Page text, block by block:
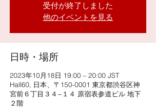
受付が終了しました
他のイベントを見る
日時・場所
2023年10月18日 19:00 – 20:00 JST
Hall60, 日本、〒150-0001 東京都渋谷区神
宮前６丁目３４−１４ 原宿表参道ビル 地下
２階